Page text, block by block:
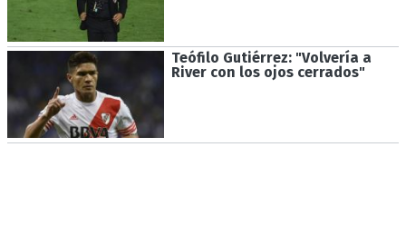
Teófilo Gutiérrez: "Volvería a
River con los ojos cerrados"